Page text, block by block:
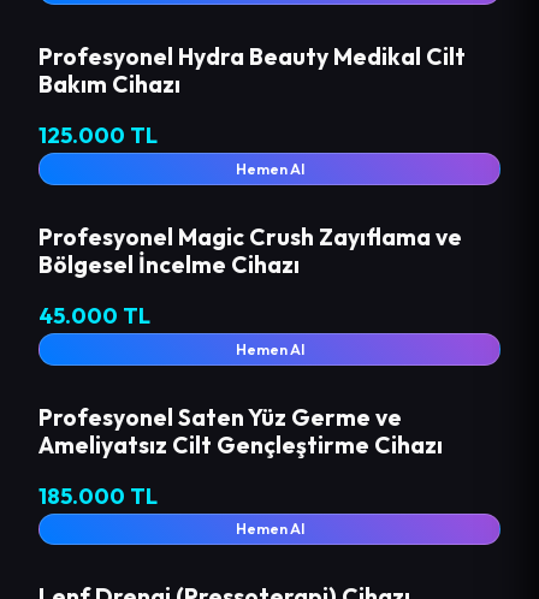
Profesyonel Hydra Beauty Medikal Cilt
Bakım Cihazı
125.000 TL
Hemen Al
Profesyonel Magic Crush Zayıflama ve
Bölgesel İncelme Cihazı
45.000 TL
Hemen Al
Profesyonel Saten Yüz Germe ve
Ameliyatsız Cilt Gençleştirme Cihazı
185.000 TL
Hemen Al